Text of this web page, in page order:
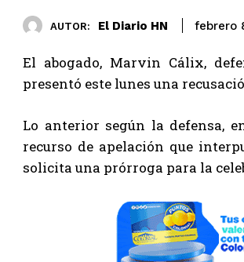
AUTOR: El Diario HN febrero
El abogado, Marvin Cálix,
presentó este lunes una
Lo anterior según la defensa,
recurso de apelación que
solicita una prórroga para la